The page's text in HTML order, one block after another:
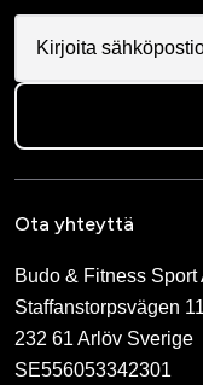
Ota yhteyttä
Budo & Fitness Sport
Staffanstorpsvägen
232 61 Arlöv Sverige
SE556053342301